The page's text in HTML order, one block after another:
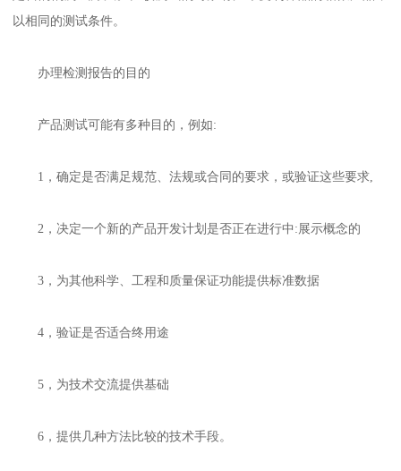
以相同的测试条件。
办理检测报告的目的
产品测试可能有多种目的，例如:
1，确定是否满足规范、法规或合同的要求，或验证这些要求,
2，决定一个新的产品开发计划是否正在进行中:展示概念的
3，为其他科学、工程和质量保证功能提供标准数据
4，验证是否适合终用途
5，为技术交流提供基础
6，提供几种方法比较的技术手段。